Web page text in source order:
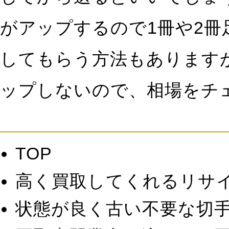
がアップするので1冊や2
してもらう方法もありま
ップしないので、相場を
TOP
高く買取してくれるリサ
状態が良く古い不要な切